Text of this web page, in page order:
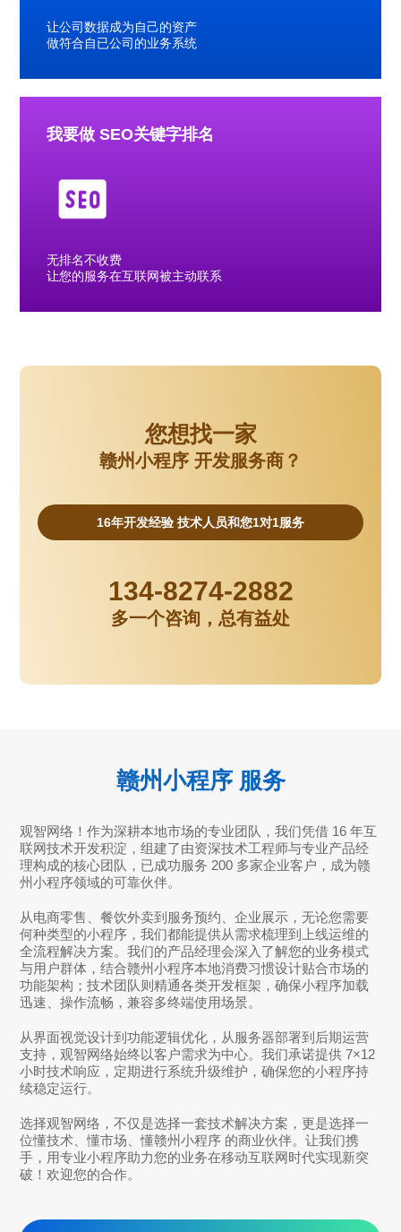
让公司数据成为自己的资产
做符合自已公司的业务系统
我要做 SEO关键字排名
无排名不收费
让您的服务在互联网被主动联系
您想找一家
赣州小程序 开发服务商？
16年开发经验 技术人员和您1对1服务
134-8274-2882
多一个咨询，总有益处
赣州小程序 服务
观智网络！作为深耕本地市场的专业团队，我们凭借 16 年互
联网技术开发积淀，组建了由资深技术工程师与专业产品经
理构成的核心团队，已成功服务 200 多家企业客户，成为赣
州小程序领域的可靠伙伴。
从电商零售、餐饮外卖到服务预约、企业展示，无论您需要
何种类型的小程序，我们都能提供从需求梳理到上线运维的
全流程解决方案。我们的产品经理会深入了解您的业务模式
与用户群体，结合赣州小程序本地消费习惯设计贴合市场的
功能架构；技术团队则精通各类开发框架，确保小程序加载
迅速、操作流畅，兼容多终端使用场景。
从界面视觉设计到功能逻辑优化，从服务器部署到后期运营
支持，观智网络始终以客户需求为中心。我们承诺提供 7×12
小时技术响应，定期进行系统升级维护，确保您的小程序持
续稳定运行。
选择观智网络，不仅是选择一套技术解决方案，更是选择一
位懂技术、懂市场、懂赣州小程序 的商业伙伴。让我们携
手，用专业小程序助力您的业务在移动互联网时代实现新突
破！欢迎您的合作。